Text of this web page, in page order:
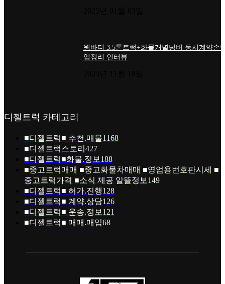
윙바디 3.5톤트럭+화물개별넘버 동시계약손
입정리 인터뷰
디젤트럭 카테고리
■디젤트럭■ 추천.매물1168
■디젤트럭스토리 427
■디젤트럭■화물.정보 188
■중고트럭매매 ■중고화물차매매 ■영업용번호판시세 ■
중고트럭가격 ■소식 제공 알뜰정보 149
■디젤트럭■ 허가.진행128
■디젤트럭■ 계약.상담126
■디젤트럭■ 운송.정보 121
■디젤트럭■ 매매.매입68